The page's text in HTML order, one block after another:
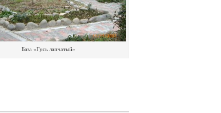
База «Гусь лапчатый»